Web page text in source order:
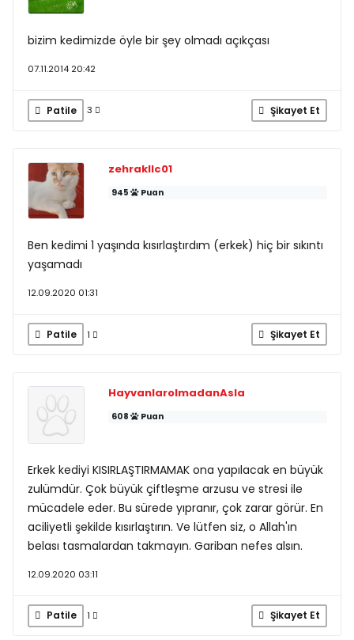
bizim kedimizde öyle bir şey olmadı açıkçası
07.11.2014 20:42
Patile 3 Şikayet Et
zehrakllc01
945 Puan
Ben kedimi 1 yaşında kısırlaştırdım (erkek) hiç bir sıkıntı
yaşamadı
12.09.2020 01:31
Patile 1 Şikayet Et
HayvanlarolmadanAsla
608 Puan
Erkek kediyi KISIRLAŞTIRMAMAK ona yapılacak en büyük
zulümdür. Çok büyük çiftleşme arzusu ve stresi ile
mücadele eder. Bu sürede yıpranır, çok zarar görür. En
aciliyetli şekilde kısırlaştırın. Ve lütfen siz, o Allah'ın
belası tasmalardan takmayın. Gariban nefes alsın.
12.09.2020 03:11
Patile 1 Şikayet Et